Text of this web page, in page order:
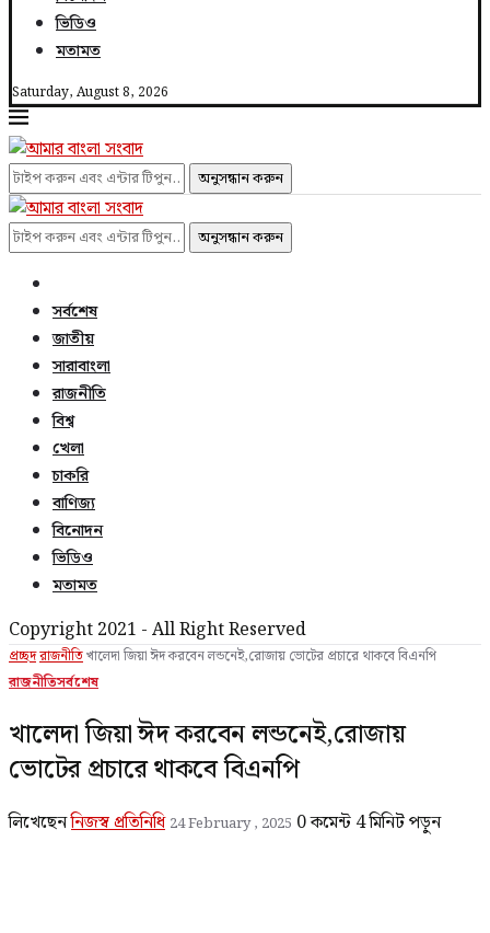
ভিডিও
মতামত
Saturday, August 8, 2026
অনুসন্ধান করুন
অনুসন্ধান করুন
সর্বশেষ
জাতীয়
সারাবাংলা
রাজনীতি
বিশ্ব
খেলা
চাকরি
বাণিজ্য
বিনোদন
ভিডিও
মতামত
Copyright 2021 - All Right Reserved
প্রচ্ছদরাজনীতিখালেদা জিয়া ঈদ করবেন লন্ডনেই,রোজায় ভোটের প্রচারে থাকবে বিএনপি
রাজনীতিসর্বশেষ
খালেদা জিয়া ঈদ করবেন লন্ডনেই,রোজায়
ভোটের প্রচারে থাকবে বিএনপি
লিখেছেননিজস্ব প্রতিনিধি 24 February , 2025 0 কমেন্ট 4 মিনিট পড়ুন